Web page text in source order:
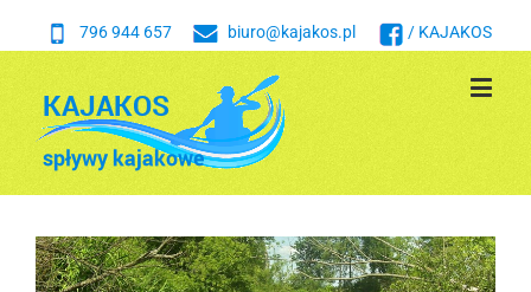
796 944 657 biuro@kajakos.pl / KAJAKOS